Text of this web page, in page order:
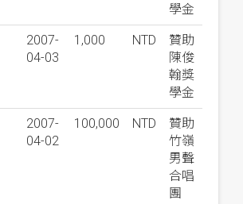
學金
2007-
04-03
1,000 NTD
贊助
陳俊
翰獎
學金
2007-
04-02
100,000 NTD
贊助
竹嶺
男聲
合唱
團